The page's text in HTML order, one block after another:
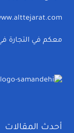
معكم في التجارة
أحدث المقالات